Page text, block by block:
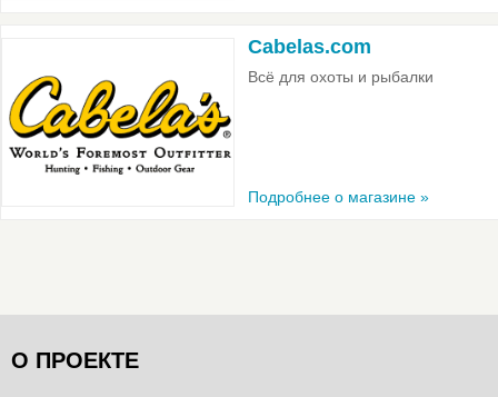
Cabelas.com
Всё для охоты и рыбалки
Подробнее о магазине »
О ПРОЕКТЕ